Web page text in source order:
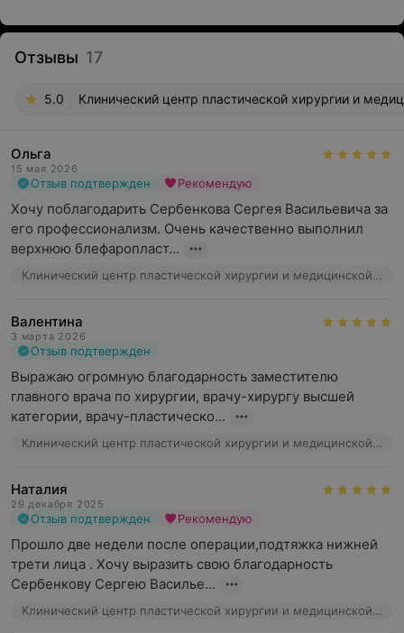
Отзывы 17
5.0 Клинический центр пластической хирургии и
Ольга
15 мая 2026
Отзыв подтвержден Рекомендую
Хочу поблагодарить Сербенкова Сергея Васильевича за
его профессионализм. Очень качественно выполнил
верхнюю блефаропласт...
Клинический центр пластической хирургии и медицинской косметологии, ул. Маяковского, 31
Валентина
3 марта 2026
Отзыв подтвержден
Выражаю огромную благодарность заместителю
главного врача по хирургии, врачу-хирургу высшей
категории, врачу-пластическо...
Клинический центр пластической хирургии и медицинской косметологии, ул. Маяковского, 31
Наталия
29 декабря 2025
Отзыв подтвержден Рекомендую
Прошло две недели после операции,подтяжка нижней
трети лица . Хочу выразить свою благодарность
Сербенкову Сергею Василье...
Клинический центр пластической хирургии и медицинской косметологии, ул. Маяковского, 31